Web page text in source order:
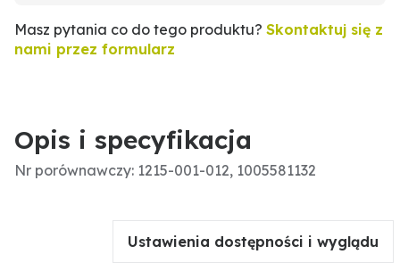
Masz pytania co do tego produktu? Skontaktuj się z
nami przez formularz
Opis i specyfikacja
Nr porównawczy: 1215-001-012, 1005581132
Ustawienia dostępności i wyglądu